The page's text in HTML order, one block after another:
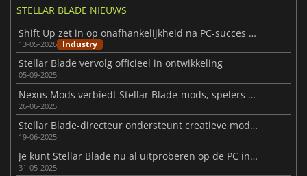
STELLAR BLADE NIEUWS
Shift Up zet in op onafhankelijkheid na PC-succes Stellar Blade
13-05-2026 Industry
Stellar Blade vervolg officieel in ontwikkeling
05-09-2025
Nexus Mods verbiedt Stellar Blade-mods, spelers reageren fel
26-06-2025
Stellar Blade-directeur ondersteunt creatieve moddinggemeenschap
19-06-2025
Je kunt Stellar Blade nu al uitproberen op de PC in aanloop naar de lancering in juni
31-05-2025